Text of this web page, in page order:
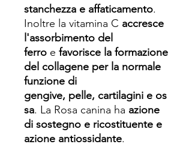
stanchezza e affaticamento.
Inoltre la vitamina C accresce
l'assorbimento del
ferro e favorisce la formazione
del collagene per la normale
funzione di
gengive, pelle, cartilagini e os
sa. La Rosa canina ha azione
di sostegno e ricostituente e
azione antiossidante.